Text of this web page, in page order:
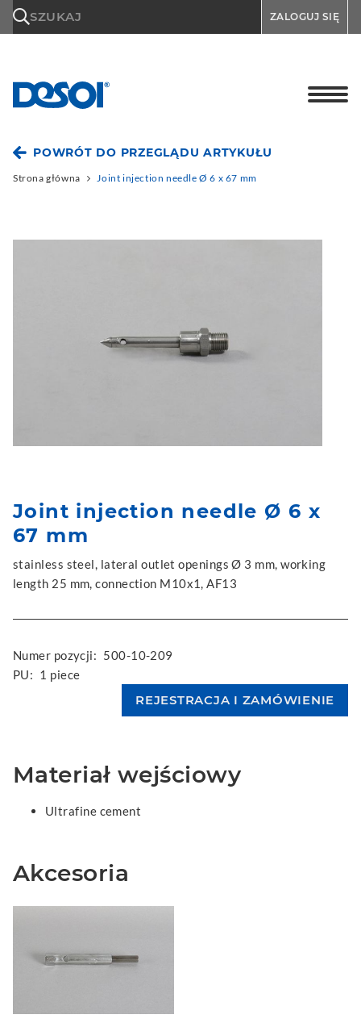
SZUKAJ ZALOGUJ SIĘ
POWRÓT DO PRZEGLĄDU ARTYKUŁU
Strona główna Joint injection needle Ø 6 x 67 mm
Joint injection needle Ø 6 x
67 mm
stainless steel, lateral outlet openings Ø 3 mm, working
length 25 mm, connection M10x1, AF13
Numer pozycji: 500-10-209
PU: 1 piece
Materiał wejściowy
Ultrafine cement
Akcesoria